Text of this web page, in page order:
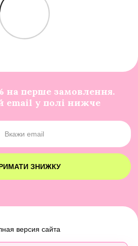
на перше замовлення.
email у полі нижче
ЗНИЖКУ
версия сайта